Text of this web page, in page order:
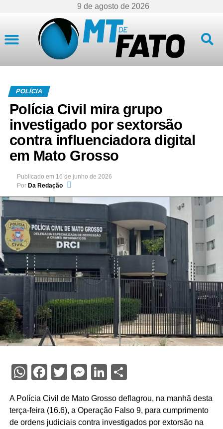
9 de agosto de 2026
POLÍCIA
Polícia Civil mira grupo
investigado por sextorsão
contra influenciadora digital
em Mato Grosso
Publicado em 16 de junho de 2026
Por Da Redação
WhatsApp
Facebook
Twitter
Messenger
LinkedIn
Share
A Polícia Civil de Mato Grosso deflagrou, na manhã desta
terça-feira (16.6), a Operação Falso 9, para cumprimento
de ordens judiciais contra investigados por extorsão na